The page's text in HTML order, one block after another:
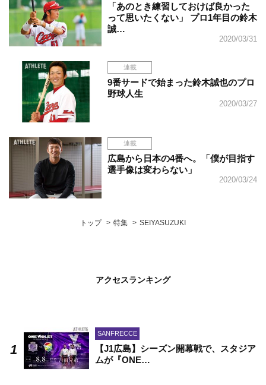
「あのとき練習しておけば良かった
って思いたくない」 プロ1年目の鈴木
誠…
2020/03/31
連載
9番サードで始まった鈴木誠也のプロ
野球人生
2020/03/27
連載
広島から日本の4番へ。「僕が目指す
選手像は変わらない」
2020/03/24
トップ 特集 SEIYASUZUKI
アクセスランキング
SANFRECCE
【J1広島】シーズン開幕戦で、スタジア
ムが『ONE…